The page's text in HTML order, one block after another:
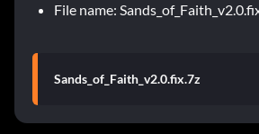
File name:
Sands_of_Faith_v2.0.fix.7z